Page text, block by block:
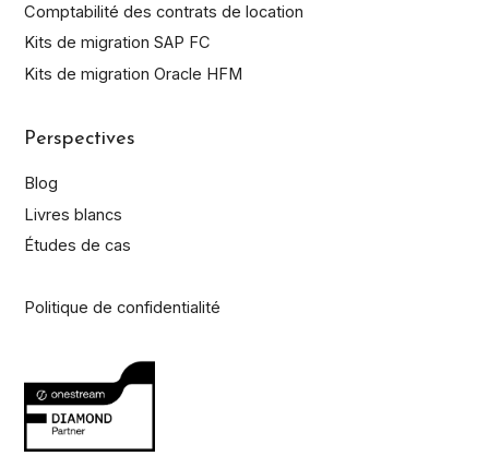
Comptabilité des contrats de location
Kits de migration SAP FC
Kits de migration Oracle HFM
Perspectives
Blog
Livres blancs
Études de cas
Politique de confidentialité